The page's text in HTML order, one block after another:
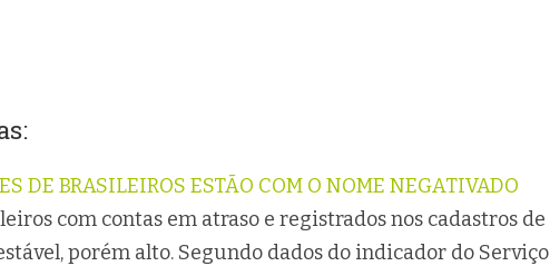
DE BRASILEIROS ESTÃO COM O NOME NEGATIVADO
com contas em atraso e registrados nos cadastros de
porém alto. Segundo dados do indicador do Serviço